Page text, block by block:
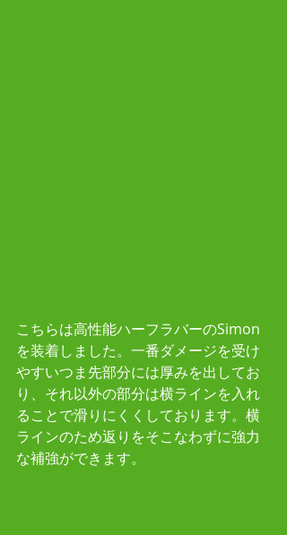
こちらは高性能ハーフラバーのSimon
を装着しました。一番ダメージを受け
やすいつま先部分には厚みを出してお
り、それ以外の部分は横ラインを入れ
ることで滑りにくくしております。横
ラインのため返りをそこなわずに強力
な補強ができます。